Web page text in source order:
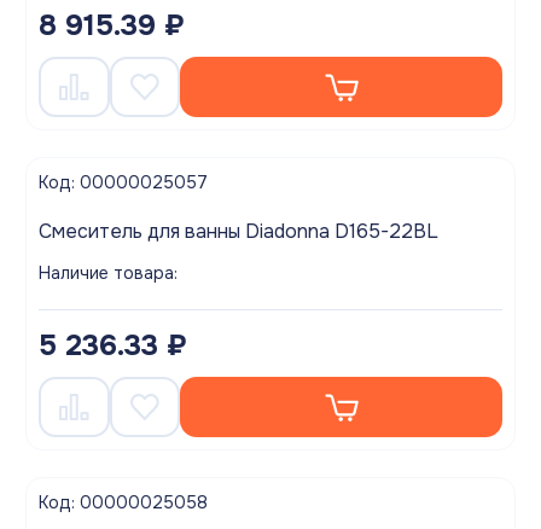
8 915.39 ₽
Код: 00000025057
Смеситель для ванны Diadonna D165-22BL
Наличие товара:
5 236.33 ₽
Код: 00000025058